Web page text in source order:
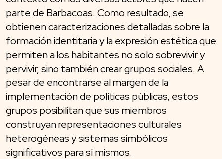
parte de Barbacoas. Como resultado, se
obtienen caracterizaciones detalladas sobre la
formación identitaria y la expresión estética que
permiten a los habitantes no solo sobrevivir y
pervivir, sino también crear grupos sociales. A
pesar de encontrarse al margen de la
implementación de políticas públicas, estos
grupos posibilitan que sus miembros
construyan representaciones culturales
heterogéneas y sistemas simbólicos
significativos para sí mismos.